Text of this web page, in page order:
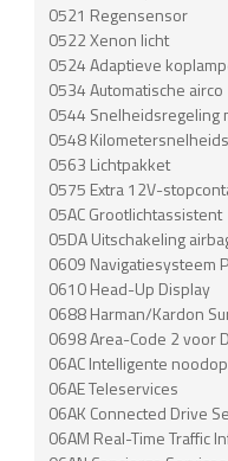
0521 Regensensor
0522 Xenon licht
0524 Adaptieve
0534 Automatische airco
0544 Snelheidsregeling
0548
0563 Lichtpakket
0575 Extra 12V-
05AC Grootlichtassistent
05DA Uitschakeling
0609 Navigatiesysteem
0610 Head-Up Display
0688 Harman/Kardon
0698 Area-Code 2 voor
06AC Intelligente
06AE Teleservices
06AK Connected Drive
06AM Real-Time Traffic